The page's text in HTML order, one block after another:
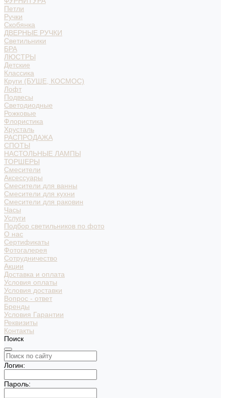
Петли
Ручки
Скобянка
ДВЕРНЫЕ РУЧКИ
Светильники
БРА
ЛЮСТРЫ
Детские
Классика
Круги (БУШЕ, КОСМОС)
Лофт
Подвесы
Светодиодные
Рожковые
Флористика
Хрусталь
РАСПРОДАЖА
СПОТЫ
НАСТОЛЬНЫЕ ЛАМПЫ
ТОРШЕРЫ
Смесители
Аксессуары
Смесители для ванны
Смесители для кухни
Смесители для раковин
Часы
Услуги
Подбор светильников по фото
О нас
Сертификаты
Фотогалерея
Сотрудничество
Акции
Доставка и оплата
Условия оплаты
Условия доставки
Вопрос - ответ
Бренды
Условия Гарантии
Реквизиты
Контакты
Поиск
Логин:
Пароль: